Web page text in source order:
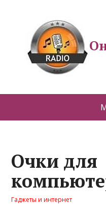
Очки для
Гаджеты и интернет